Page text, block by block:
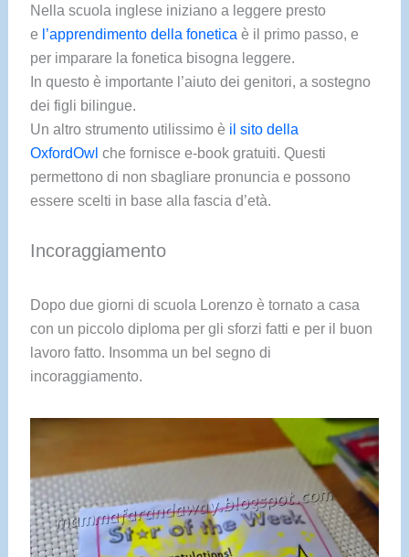
Nella scuola inglese iniziano a leggere presto
e l’apprendimento della fonetica è il primo passo, e
per imparare la fonetica bisogna leggere.
In questo è importante l’aiuto dei genitori, a sostegno
dei figli bilingue.
Un altro strumento utilissimo è il sito della
OxfordOwl che fornisce e-book gratuiti. Questi
permettono di non sbagliare pronuncia e possono
essere scelti in base alla fascia d’età.
Incoraggiamento
Dopo due giorni di scuola Lorenzo è tornato a casa
con un piccolo diploma per gli sforzi fatti e per il buon
lavoro fatto. Insomma un bel segno di
incoraggiamento.